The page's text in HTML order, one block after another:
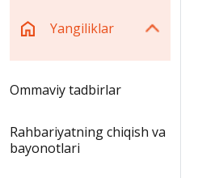
Yangiliklar
Ommaviy tadbirlar
Rahbariyatning chiqish va
bayonotlari